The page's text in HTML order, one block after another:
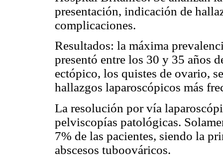
presentación, indicación de
complicaciones.
Resultados: la máxima
presentó entre los 30 y 35 años
ectópico, los quistes de ovario,
hallazgos laparoscópicos más
La resolución por vía
pelviscopías patológicas.
7% de las pacientes, siendo la
abscesos tuboováricos.